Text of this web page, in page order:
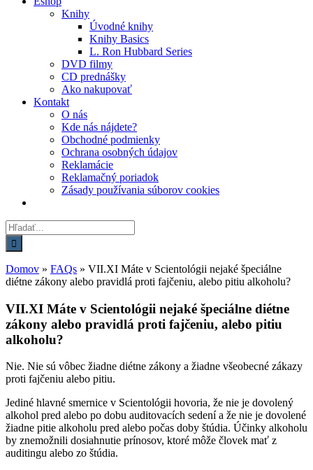
Knihy
Úvodné knihy
Knihy Basics
L. Ron Hubbard Series
DVD filmy
CD prednášky
Ako nakupovať
Kontakt
O nás
Kde nás nájdete?
Obchodné podmienky
Ochrana osobných údajov
Reklamácie
Reklamačný poriadok
Zásady používania súborov cookies
Hľadať:
Domov » FAQs » VII.XI Máte v Scientológii nejaké špeciálne
diétne zákony alebo pravidlá proti fajčeniu, alebo pitiu alkoholu?
VII.XI Máte v Scientológii nejaké špeciálne diétne
zákony alebo pravidlá proti fajčeniu, alebo pitiu
alkoholu?
Nie. Nie sú vôbec žiadne diétne zákony a žiadne všeobecné zákazy
proti fajčeniu alebo pitiu.
Jediné hlavné smernice v Scientológii hovoria, že nie je dovolený
alkohol pred alebo po dobu auditovacích sedení a že nie je dovolené
žiadne pitie alkoholu pred alebo počas doby štúdia. Účinky alkoholu
by znemožnili dosiahnutie prínosov, ktoré môže človek mať z
auditingu alebo zo štúdia.